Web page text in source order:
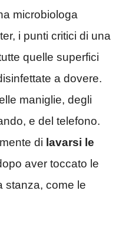
microbiologa
i punti critici di una
quelle superfici
a dovere.
maniglie, degli
e del telefono.
di lavarsi le
aver toccato le
stanza, come le